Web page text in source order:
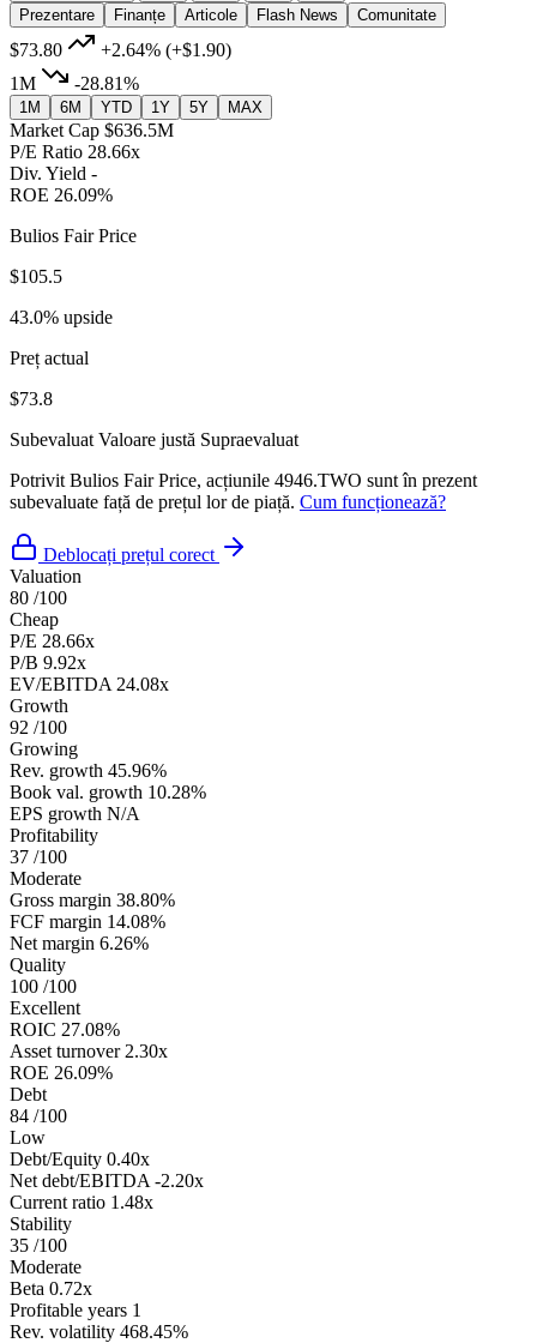
Prezentare
Finanțe Articole Flash News Comunitate
$73.80 +2.64% (+$1.90)
1M
-28.81%
1M 6M YTD 1Y 5Y MAX
Market Cap $636.5M
P/E Ratio 28.66x
Div. Yield -
ROE 26.09%
Bulios Fair Price
$105.5
43.0% upside
Preț actual
$73.8
Subevaluat Valoare justă Supraevaluat
Potrivit Bulios Fair Price, acțiunile 4946.TWO sunt în prezent
subevaluate față de prețul lor de piață. Cum funcționează?
Deblocați prețul corect
Valuation
80 /100
Cheap
P/E 28.66x
P/B 9.92x
EV/EBITDA 24.08x
Growth
92 /100
Growing
Rev. growth 45.96%
Book val. growth 10.28%
EPS growth N/A
Profitability
37 /100
Moderate
Gross margin 38.80%
FCF margin 14.08%
Net margin 6.26%
Quality
100 /100
Excellent
ROIC 27.08%
Asset turnover 2.30x
ROE 26.09%
Debt
84 /100
Low
Debt/Equity 0.40x
Net debt/EBITDA -2.20x
Current ratio 1.48x
Stability
35 /100
Moderate
Beta 0.72x
Profitable years 1
Rev. volatility 468.45%